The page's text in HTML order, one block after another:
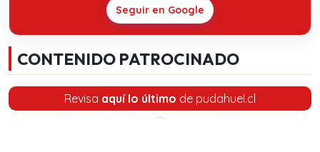
Seguir en Google
CONTENIDO PATROCINADO
Revisa aquí lo último de pudahuel.cl